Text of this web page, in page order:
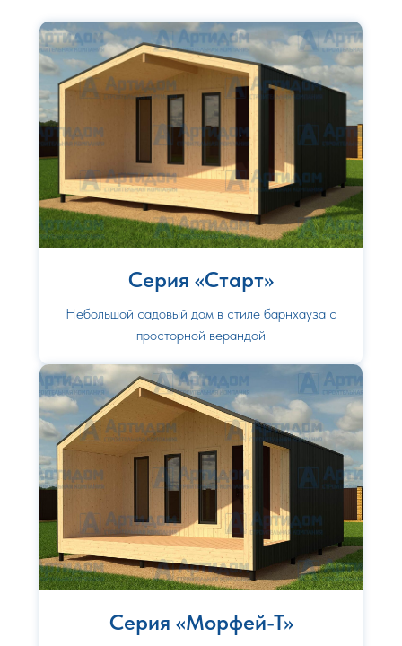
Серия «Старт»
Небольшой садовый дом в стиле барнхауза с
просторной верандой
Серия «Морфей-Т»